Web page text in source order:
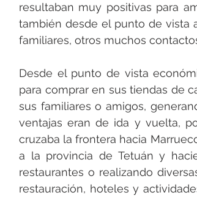
resultaban muy positivas para
también desde el punto de vista
familiares, otros muchos
Desde el punto de vista
para comprar en sus tiendas de
sus familiares o amigos,
ventajas eran de ida y vuelta,
cruzaba la frontera hacia
a la provincia de Tetuán y
restaurantes o realizando
restauración, hoteles y